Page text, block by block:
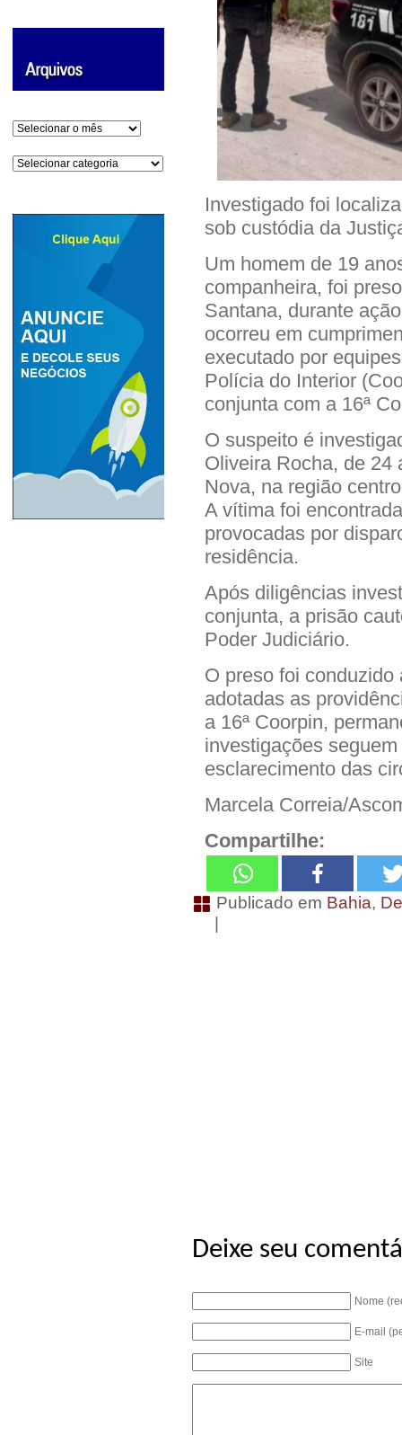
Arquivos
Categorias
Investigado foi
sob custódia da
Um homem de 19
companheira, foi
Santana, durante
ocorreu em
executado por
Polícia do Interior
conjunta com a 16ª
O suspeito é
Oliveira Rocha, de 24
Nova, na região
A vítima foi
provocadas por
residência.
Após diligências
conjunta, a prisão
Poder Judiciário.
O preso foi
adotadas as
a 16ª Coorpin,
investigações
esclarecimento das
Marcela Correia/
Compartilhe:
Publicado em Bahia,
|
Deixe seu
Nome
E-mail
Site